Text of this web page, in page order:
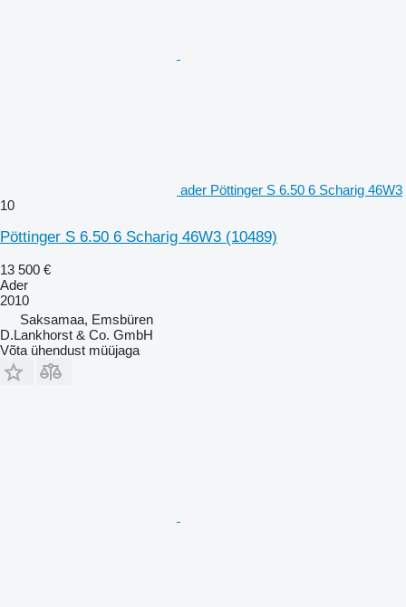
ader Pöttinger S 6.50 6 Scharig 46W3
10
Pöttinger S 6.50 6 Scharig 46W3 (10489)
13 500 €
Ader
2010
Saksamaa, Emsbüren
D.Lankhorst & Co. GmbH
Võta ühendust müüjaga